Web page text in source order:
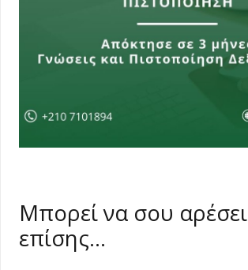
Μπορεί να σου αρέσει
επίσης…